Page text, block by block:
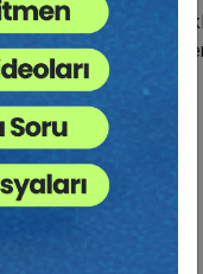
kazalarından
sisteminin 4